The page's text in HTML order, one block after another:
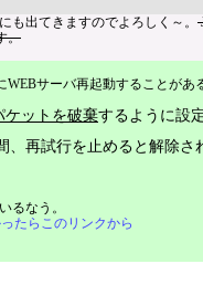
も出てきますのでよろしく～。
。
サーバ再起動することがあ
ケットを破棄するように設
、再試行を止めると解除さ
るなう。
たらこのリンクから